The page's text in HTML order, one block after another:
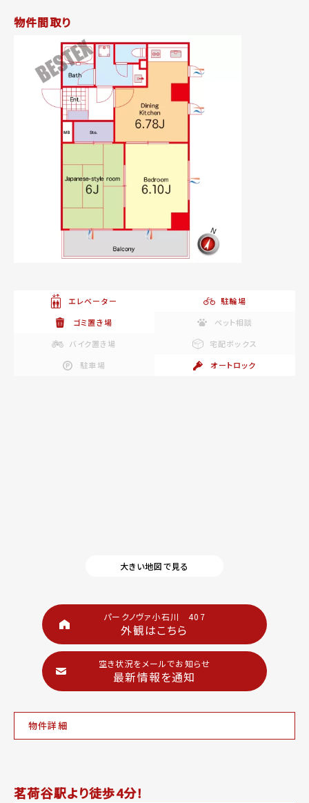
物件間取り
エレベーター
駐輪場
ゴミ置き場
ペット相談
バイク置き場
宅配ボックス
駐車場
オートロック
大きい地図で見る
パークノヴァ小石川 407
外観はこちら
空き状況をメールでお知らせ
最新情報を通知
物件詳細
茗荷谷駅より徒歩4分！